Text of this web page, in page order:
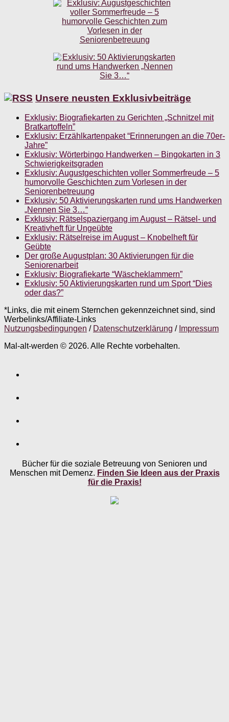
Unsere neusten Exklusivbeiträge
Exklusiv: Biografiekarten zu Gerichten „Schnitzel mit
Bratkartoffeln”
Exklusiv: Erzählkartenpaket “Erinnerungen an die 70er-
Jahre”
Exklusiv: Wörterbingo Handwerken – Bingokarten in 3
Schwierigkeitsgraden
Exklusiv: Augustgeschichten voller Sommerfreude – 5
humorvolle Geschichten zum Vorlesen in der
Seniorenbetreuung
Exklusiv: 50 Aktivierungskarten rund ums Handwerken
„Nennen Sie 3…“
Exklusiv: Rätselspaziergang im August – Rätsel- und
Kreativheft für Ungeübte
Exklusiv: Rätselreise im August – Knobelheft für
Geübte
Der große Augustplan: 30 Aktivierungen für die
Seniorenarbeit
Exklusiv: Biografiekarte “Wäscheklammern”
Exklusiv: 50 Aktivierungskarten rund um Sport “Dies
oder das?”
*Links, die mit einem Sternchen gekennzeichnet sind, sind
Werbelinks/Affiliate-Links
Nutzungsbedingungen / Datenschutzerklärung / Impressum
Mal-alt-werden © 2026. Alle Rechte vorbehalten.
Bücher für die soziale Betreuung von Senioren und
Menschen mit Demenz. Finden Sie Ideen aus der Praxis
für die Praxis!